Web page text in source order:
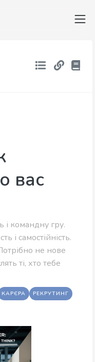
вас
і командну гру.
і самостійність.
не нове
ті, хто тебе
КАРЄРА
РЕКРУТИНГ